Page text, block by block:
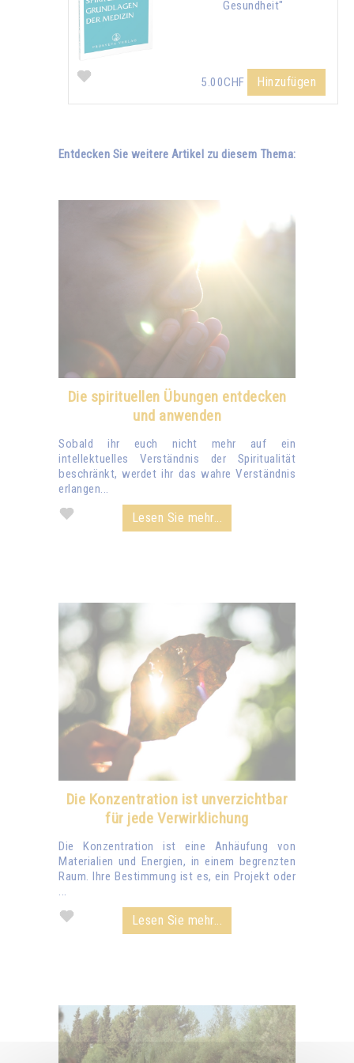
Gesundheit"
5.00CHF Hinzufügen
Entdecken Sie weitere Artikel zu diesem Thema:
Die spirituellen Übungen entdecken
und anwenden
Sobald ihr euch nicht mehr auf ein
intellektuelles Verständnis der Spiritualität
beschränkt, werdet ihr das wahre Verständnis
erlangen...
Lesen Sie mehr...
Die Konzentration ist unverzichtbar
für jede Verwirklichung
Die Konzentration ist eine Anhäufung von
Materialien und Energien, in einem begrenzten
Raum. Ihre Bestimmung ist es, ein Projekt oder
...
Lesen Sie mehr...